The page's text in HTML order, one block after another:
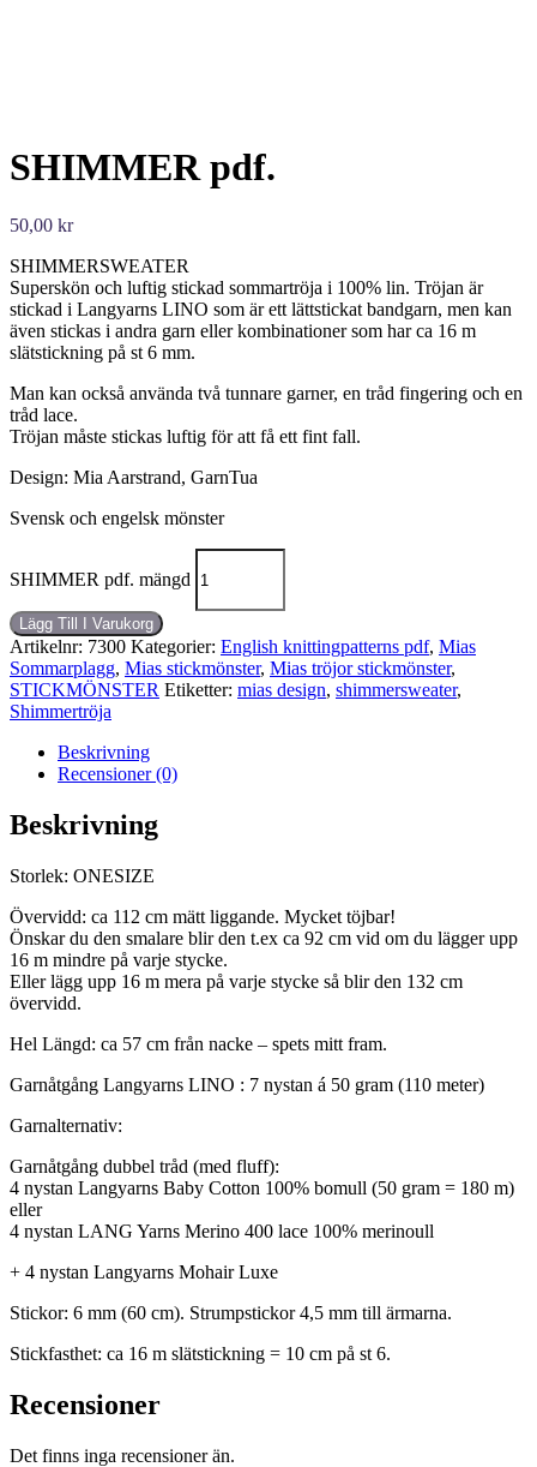
SHIMMER pdf.
50,00 kr
SHIMMERSWEATER
Superskön och luftig stickad sommartröja i 100% lin. Tröjan är
stickad i Langyarns LINO som är ett lättstickat bandgarn, men kan
även stickas i andra garn eller kombinationer som har ca 16 m
slätstickning på st 6 mm.
Man kan också använda två tunnare garner, en tråd fingering och en
tråd lace.
Tröjan måste stickas luftig för att få ett fint fall.
Design: Mia Aarstrand, GarnTua
Svensk och engelsk mönster
SHIMMER pdf. mängd
Lägg Till I Varukorg
Artikelnr: 7300 Kategorier: English knittingpatterns pdf, Mias
Sommarplagg, Mias stickmönster, Mias tröjor stickmönster,
STICKMÖNSTER Etiketter: mias design, shimmersweater,
Shimmertröja
Beskrivning
Recensioner (0)
Beskrivning
Storlek: ONESIZE
Övervidd: ca 112 cm mätt liggande. Mycket töjbar!
Önskar du den smalare blir den t.ex ca 92 cm vid om du lägger upp
16 m mindre på varje stycke.
Eller lägg upp 16 m mera på varje stycke så blir den 132 cm
övervidd.
Hel Längd: ca 57 cm från nacke – spets mitt fram.
Garnåtgång Langyarns LINO : 7 nystan á 50 gram (110 meter)
Garnalternativ:
Garnåtgång dubbel tråd (med fluff):
4 nystan Langyarns Baby Cotton 100% bomull (50 gram = 180 m)
eller
4 nystan LANG Yarns Merino 400 lace 100% merinoull
+ 4 nystan Langyarns Mohair Luxe
Stickor: 6 mm (60 cm). Strumpstickor 4,5 mm till ärmarna.
Stickfasthet: ca 16 m slätstickning = 10 cm på st 6.
Recensioner
Det finns inga recensioner än.